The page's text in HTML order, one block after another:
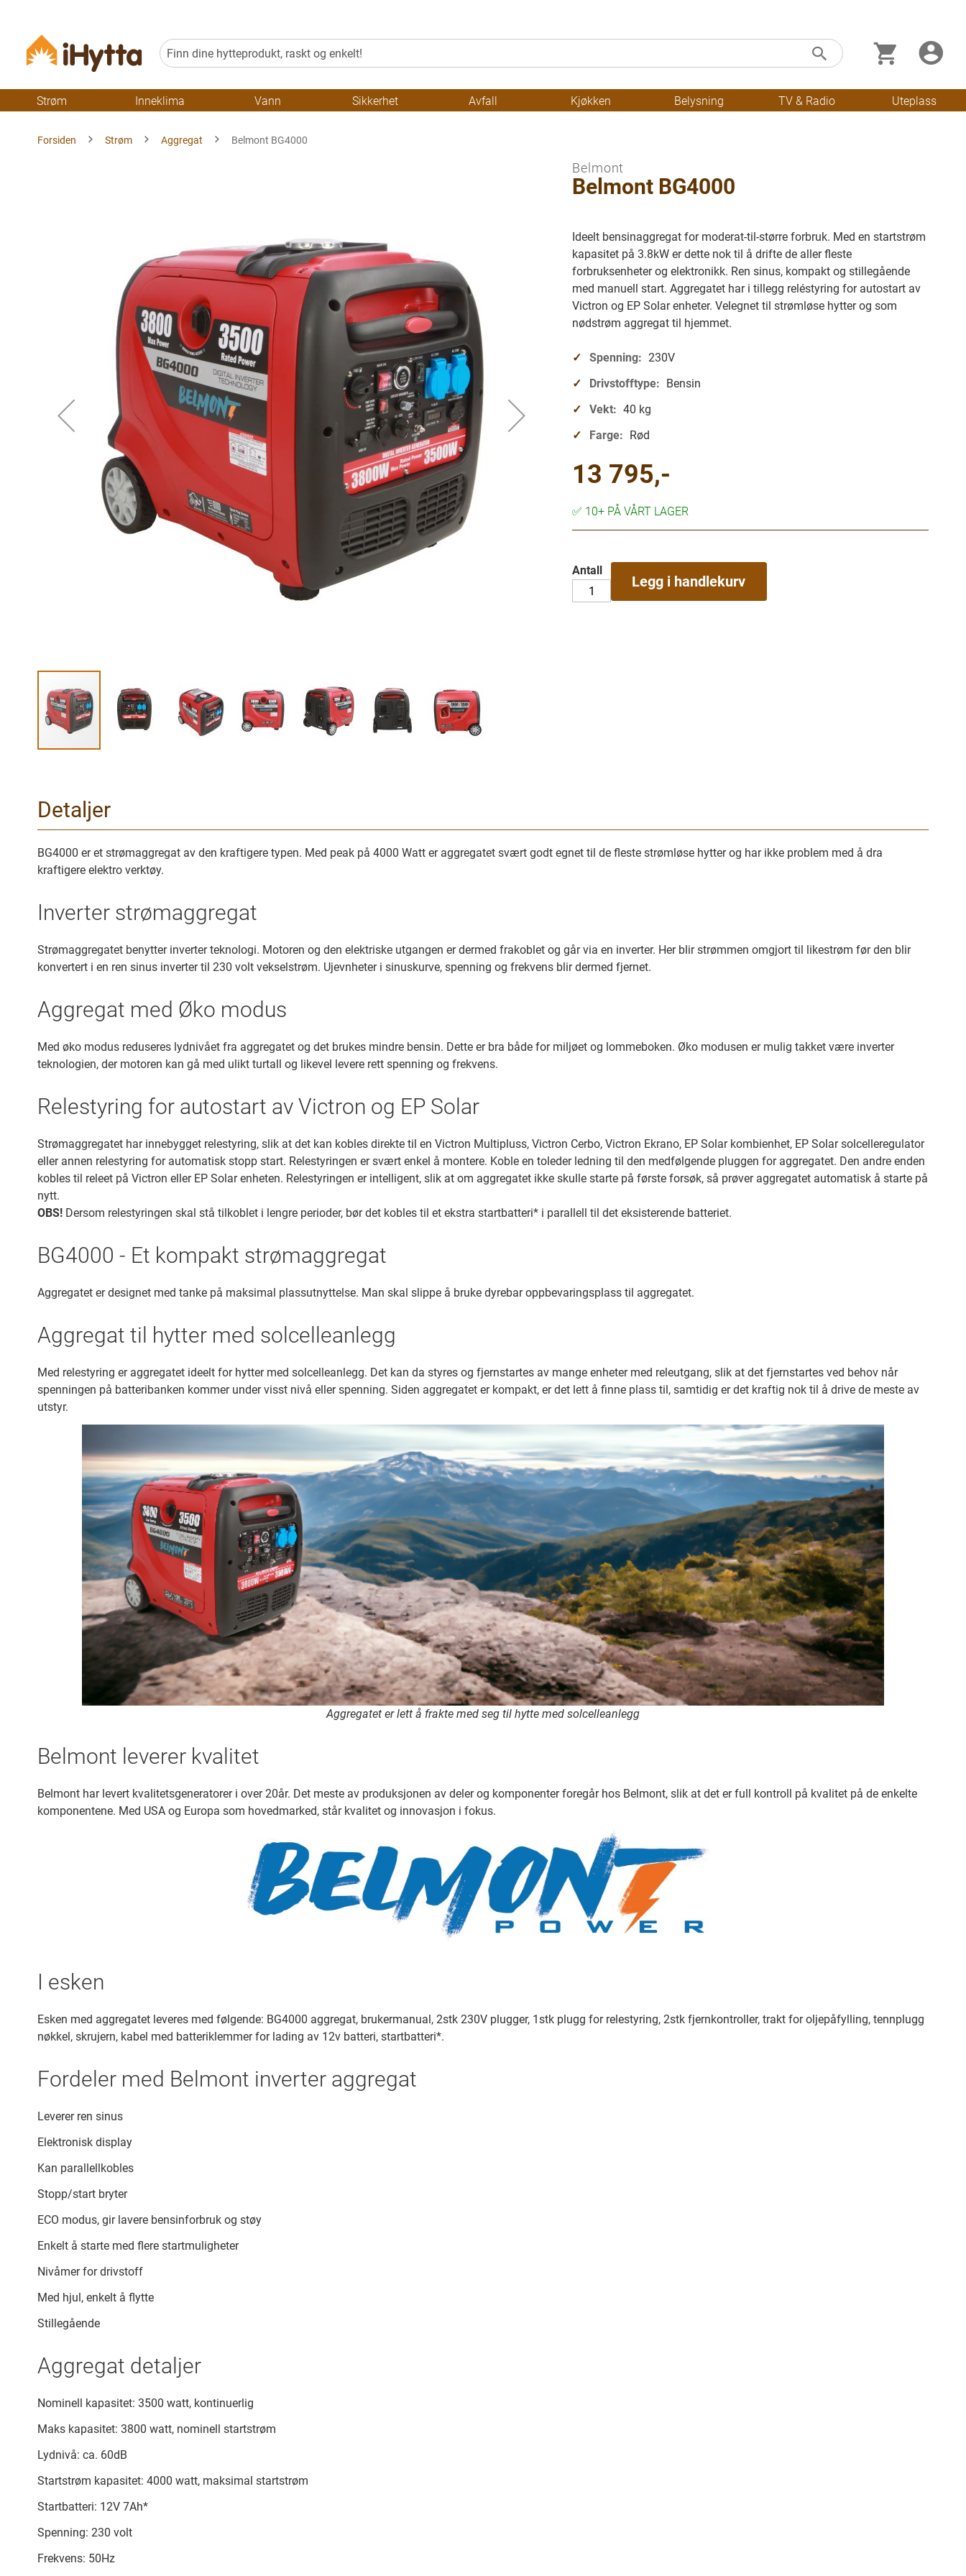
Søk Min
Skip
Strøm
Inneklima Vann Sikkerhet Avfall Kjøkken Belysning TV & Radio Uteplass
Forsiden Strøm Aggregat Belmont BG4000
av
bilder
galleriet
Belmont
Belmont BG4000
Ideelt bensinaggregat for moderat-til-større forbruk. Med en startstrøm
kapasitet på 3.8kW er dette nok til å drifte de aller fleste
forbruksenheter og elektronikk. Ren sinus, kompakt og stillegående
med manuell start. Aggregatet har i tillegg reléstyring for autostart av
Victron og EP Solar enheter. Velegnet til strømløse hytter og som
nødstrøm aggregat til hjemmet.
Spenning: 230V
Drivstofftype: Bensin
Vekt: 40 kg
Farge: Rød
13 795,-
✅ 10+ PÅ VÅRT LAGER
Antall
Legg i handlekurv
Detaljer
BG4000 er et strømaggregat av den kraftigere typen. Med peak på 4000 Watt er aggregatet svært godt egnet til de fleste strømløse hytter og har ikke problem med å dra
kraftigere elektro verktøy.
Inverter strømaggregat
Strømaggregatet benytter inverter teknologi. Motoren og den elektriske utgangen er dermed frakoblet og går via en inverter. Her blir strømmen omgjort til likestrøm før den blir
konvertert i en ren sinus inverter til 230 volt vekselstrøm. Ujevnheter i sinuskurve, spenning og frekvens blir dermed fjernet.
Aggregat med Øko modus
Med øko modus reduseres lydnivået fra aggregatet og det brukes mindre bensin. Dette er bra både for miljøet og lommeboken. Øko modusen er mulig takket være inverter
teknologien, der motoren kan gå med ulikt turtall og likevel levere rett spenning og frekvens.
Relestyring for autostart av Victron og EP Solar
Strømaggregatet har innebygget relestyring, slik at det kan kobles direkte til en Victron Multipluss, Victron Cerbo, Victron Ekrano, EP Solar kombienhet, EP Solar solcelleregulator
eller annen relestyring for automatisk stopp start. Relestyringen er svært enkel å montere. Koble en toleder ledning til den medfølgende pluggen for aggregatet. Den andre enden
kobles til releet på Victron eller EP Solar enheten. Relestyringen er intelligent, slik at om aggregatet ikke skulle starte på første forsøk, så prøver aggregatet automatisk å starte på
nytt.
OBS! Dersom relestyringen skal stå tilkoblet i lengre perioder, bør det kobles til et ekstra startbatteri* i parallell til det eksisterende batteriet.
BG4000 - Et kompakt strømaggregat
Aggregatet er designet med tanke på maksimal plassutnyttelse. Man skal slippe å bruke dyrebar oppbevaringsplass til aggregatet.
Aggregat til hytter med solcelleanlegg
Med relestyring er aggregatet ideelt for hytter med solcelleanlegg. Det kan da styres og fjernstartes av mange enheter med releutgang, slik at det fjernstartes ved behov når
spenningen på batteribanken kommer under visst nivå eller spenning. Siden aggregatet er kompakt, er det lett å finne plass til, samtidig er det kraftig nok til å drive de meste av
utstyr.
Aggregatet er lett å frakte med seg til hytte med solcelleanlegg
Belmont leverer kvalitet
Belmont har levert kvalitetsgeneratorer i over 20år. Det meste av produksjonen av deler og komponenter foregår hos Belmont, slik at det er full kontroll på kvalitet på de enkelte
komponentene. Med USA og Europa som hovedmarked, står kvalitet og innovasjon i fokus.
I esken
Esken med aggregatet leveres med følgende: BG4000 aggregat, brukermanual, 2stk 230V plugger, 1stk plugg for relestyring, 2stk fjernkontroller, trakt for oljepåfylling, tennplugg
nøkkel, skrujern, kabel med batteriklemmer for lading av 12v batteri, startbatteri*.
Fordeler med Belmont inverter aggregat
Leverer ren sinus
Elektronisk display
Kan parallellkobles
Stopp/start bryter
ECO modus, gir lavere bensinforbruk og støy
Enkelt å starte med flere startmuligheter
Nivåmer for drivstoff
Med hjul, enkelt å flytte
Stillegående
Aggregat detaljer
Nominell kapasitet: 3500 watt, kontinuerlig
Maks kapasitet: 3800 watt, nominell startstrøm
Lydnivå: ca. 60dB
Startstrøm kapasitet: 4000 watt, maksimal startstrøm
Startbatteri: 12V 7Ah*
Spenning: 230 volt
Frekvens: 50Hz